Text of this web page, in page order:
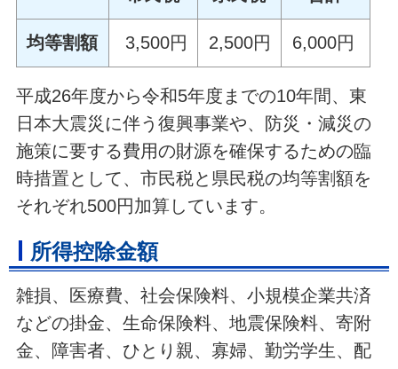
均等割額 3,500円 2,500円 6,000円
平成26年度から令和5年度までの10年間、東
日本大震災に伴う復興事業や、防災・減災の
施策に要する費用の財源を確保するための臨
時措置として、市民税と県民税の均等割額を
それぞれ500円加算しています。
所得控除金額
雑損、医療費、社会保険料、小規模企業共済
などの掛金、生命保険料、地震保険料、寄附
金、障害者、ひとり親、寡婦、勤労学生、配